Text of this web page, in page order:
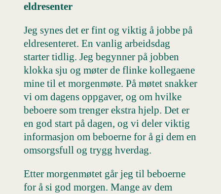
eldresenter
Jeg synes det er fint og viktig å jobbe på
eldresenteret. En vanlig arbeidsdag
starter tidlig. Jeg begynner på jobben
klokka sju og møter de flinke kollegaene
mine til et morgenmøte. På møtet snakker
vi om dagens oppgaver, og om hvilke
beboere som trenger ekstra hjelp. Det er
en god start på dagen, og vi deler viktig
informasjon om beboerne for å gi dem en
omsorgsfull og trygg hverdag.
Etter morgenmøtet går jeg til beboerne
for å si god morgen. Mange av dem